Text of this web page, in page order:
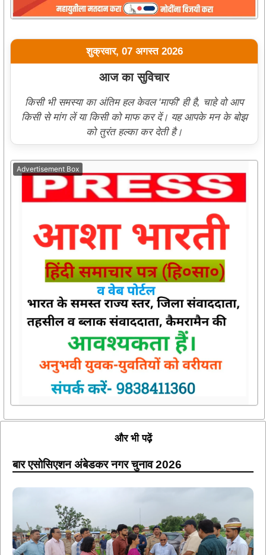
शुक्रवार, 07 अगस्त 2026
आज का सुविचार
किसी भी समस्या का अंतिम हल केवल 'माफी' ही है, चाहे वो आप
किसी से मांग लें या किसी को माफ कर दें। यह आपके मन के बोझ
को तुरंत हल्का कर देती है।
Advertisement Box
और भी पढ़ें
बार एसोसिएशन अंबेडकर नगर चुनाव 2026